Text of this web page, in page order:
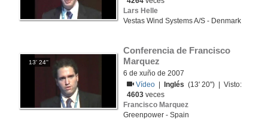
Lars Helle
Vestas Wind Systems A/S - Denmark
13' 24''
Conferencia de Francisco
Marquez
6 de xuño de 2007
Vídeo
Inglés (13' 20'') | Visto:
4603 veces
Francisco Marquez
Greenpower - Spain